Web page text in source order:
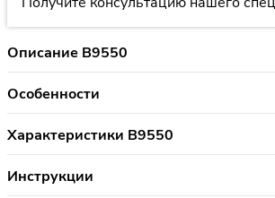
Описание B9550
Особенности
Характеристики B9550
Инструкции